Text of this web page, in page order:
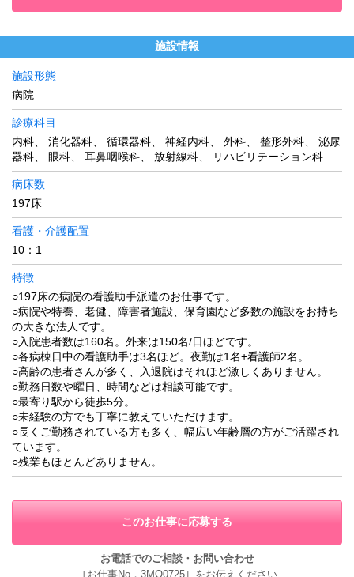
施設情報
施設形態
病院
診療科目
内科、 消化器科、 循環器科、 神経内科、 外科、 整形外科、 泌尿
器科、 眼科、 耳鼻咽喉科、 放射線科、 リハビリテーション科
病床数
197床
看護・介護配置
10：1
特徴
○197床の病院の看護助手派遣のお仕事です。
○病院や特養、老健、障害者施設、保育園など多数の施設をお持ち
の大きな法人です。
○入院患者数は160名。外来は150名/日ほどです。
○各病棟日中の看護助手は3名ほど。夜勤は1名+看護師2名。
○高齢の患者さんが多く、入退院はそれほど激しくありません。
○勤務日数や曜日、時間などは相談可能です。
○最寄り駅から徒歩5分。
○未経験の方でも丁寧に教えていただけます。
○長くご勤務されている方も多く、幅広い年齢層の方がご活躍され
ています。
○残業もほとんどありません。
このお仕事に応募する
お電話でのご相談・お問い合わせ